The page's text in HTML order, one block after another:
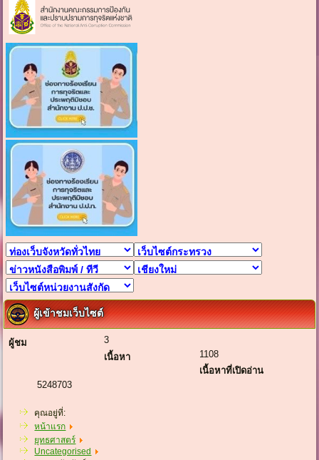
ผู้เข้าชมเว็บไซต์
ผู้ชม
3
เนื้อหา
1108
เนื้อหาที่เปิดอ่าน
5248703
คุณอยู่ที่:
หน้าแรก
ยุทธศาสตร์
Uncategorised